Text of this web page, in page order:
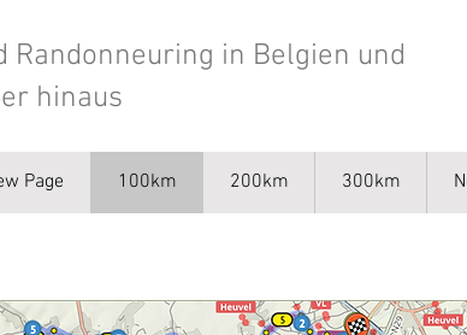
in Belgien und
hinaus
Page 100km 200km 300km